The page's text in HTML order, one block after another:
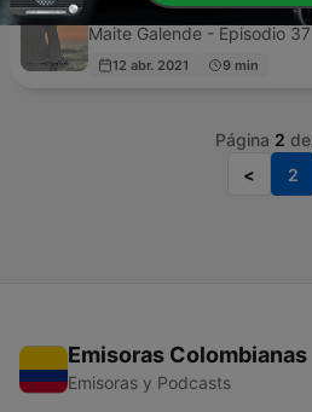
La Voz del Movimiento
Maite Galende - Episodio 37
12 abr. 2021 9 min
Página 2 de
<
2
Emisoras Colombianas
Emisoras y Podcasts